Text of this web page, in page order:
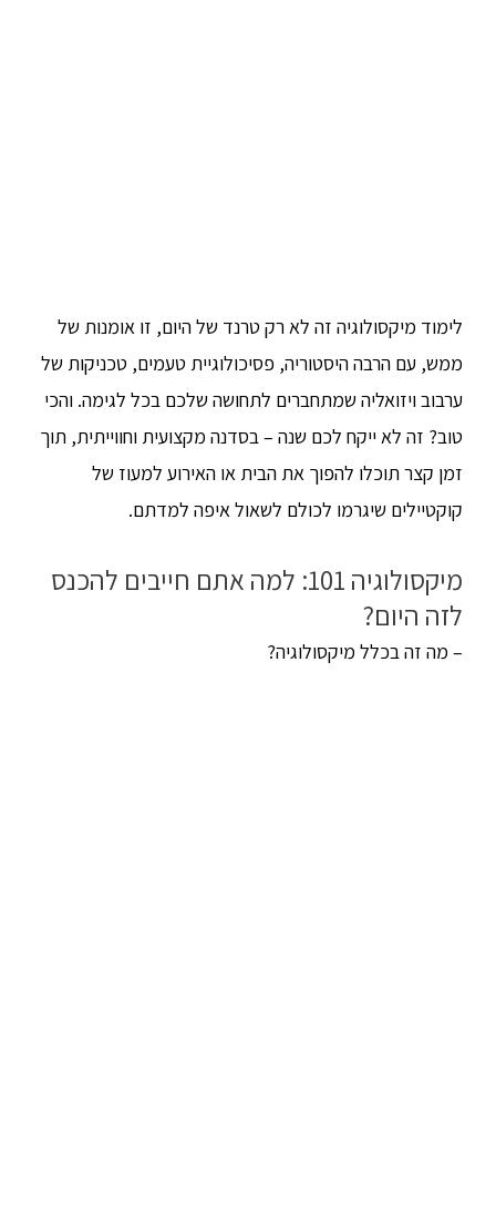
לימוד מיקסולוגיה זה לא רק טרנד של היום, זו אומנות של
ממש, עם הרבה היסטוריה, פסיכולוגיית טעמים, טכניקות של
ערבוב ויזואליה שמתחברים לתחושה שלכם בכל לגימה. והכי
טוב? זה לא ייקח לכם שנה – בסדנה מקצועית וחווייתית, תוך
זמן קצר תוכלו להפוך את הבית או האירוע למעוז של
קוקטיילים שיגרמו לכולם לשאול איפה למדתם.
מיקסולוגיה 101: למה אתם חייבים להכנס
לזה היום?
– מה זה בכלל מיקסולוגיה?